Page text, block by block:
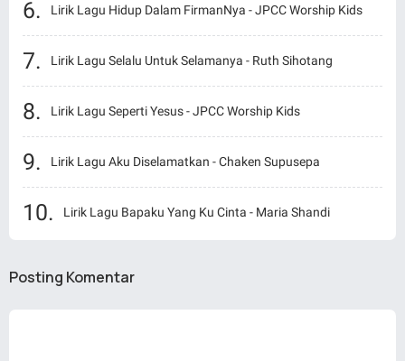
Lirik Lagu Hidup Dalam FirmanNya - JPCC Worship Kids
Lirik Lagu Selalu Untuk Selamanya - Ruth Sihotang
Lirik Lagu Seperti Yesus - JPCC Worship Kids
Lirik Lagu Aku Diselamatkan - Chaken Supusepa
Lirik Lagu Bapaku Yang Ku Cinta - Maria Shandi
Posting Komentar